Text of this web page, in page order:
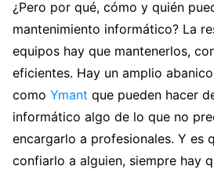
¿Pero por qué, cómo y quién
mantenimiento informático? La
equipos hay que mantenerlos,
eficientes. Hay un amplio
como Ymant que pueden hacer
informático algo de lo que no
encargarlo a profesionales. Y es
confiarlo a alguien, siempre hay